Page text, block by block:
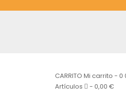
CARRITO Mi carrito - 0
Artículos
- 0,00 €